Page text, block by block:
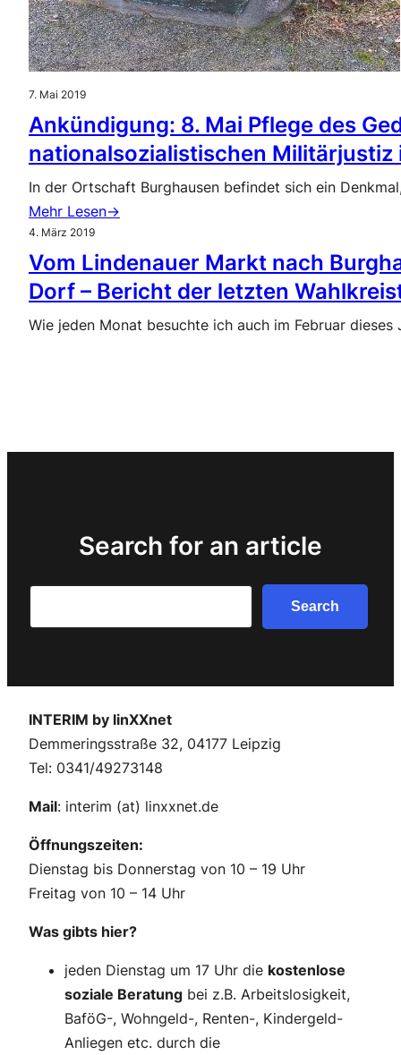
7. Mai 2019
Ankündigung: 8. Mai Pflege des
nationalsozialistischen Militärjustiz
In der Ortschaft Burghausen befindet sich ein
Mehr Lesen→
4. März 2019
Vom Lindenauer Markt nach
Dorf – Bericht der letzten
Wie jeden Monat besuchte ich auch im Februar
Search for an article
Search
INTERIM by linXXnet
Demmeringsstraße 32, 04177 Leipzig
Tel: 0341/49273148
Mail: interim (at) linxxnet.de
Öffnungszeiten:
Dienstag bis Donnerstag von 10 – 19 Uhr
Freitag von 10 – 14 Uhr
Was gibts hier?
jeden Dienstag um 17 Uhr die kostenlose
soziale Beratung bei z.B. Arbeitslosigkeit,
BaföG-, Wohngeld-, Renten-, Kindergeld-
Anliegen etc. durch die